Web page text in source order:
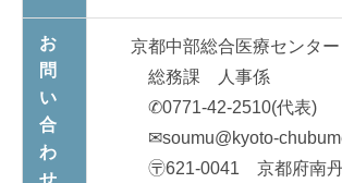
お
問
い
合
わ
京都中部総合医療センター
総務課 人事係
✆0771‐42‐2510(代表)
✉soumu@kyoto-
〶621-0041 京都府南丹